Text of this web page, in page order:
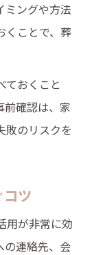
ミングや方法
くことで、葬
ておくこと
前確認は、家
敗のリスクを
ツ
用が非常に効
の連絡先、会